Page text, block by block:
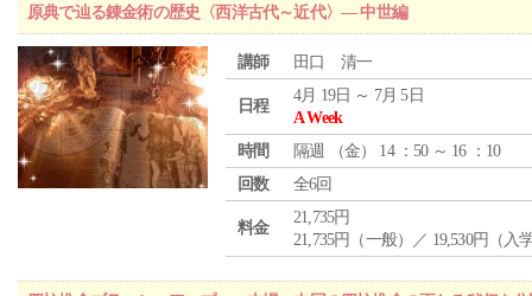
原典で辿る錬金術の歴史〈西洋古代～近代〉― 中世編
講師 田口 清一
日程
4月 19日 ～ 7月 5日
A Week
時間
隔週 （金） 14 ：50 ～ 16 ：10
回数
全6回
料金
21,735円
21,735円（一般）／ 19,530円（入